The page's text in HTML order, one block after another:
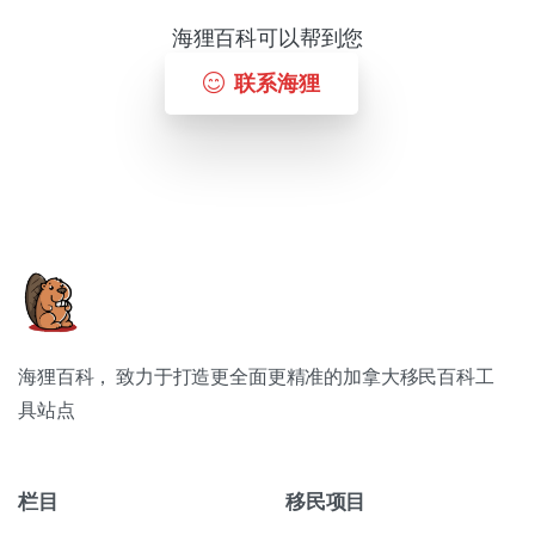
海狸百科可以帮到您
联系海狸
海狸百科， 致力于打造更全面更精准的加拿大移民百科工
具站点
栏目 移民项目